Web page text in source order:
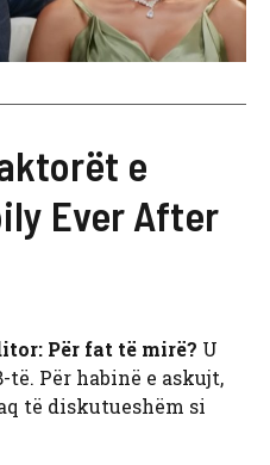
e
Ever After
Për fat të mirë? U
Për habinë e askujt,
të diskutueshëm si